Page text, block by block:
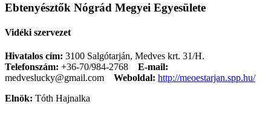
Ebtenyésztők Nógrád Megyei Egyesülete
Vidéki szervezet
Hivatalos cím: 3100 Salgótarján, Medves krt. 31/H.
Telefonszám: +36-70/984-2768
E-mail:
medveslucky@gmail.com
Weboldal: http://meoestarjan.spp.hu/
Elnök: Tóth Hajnalka